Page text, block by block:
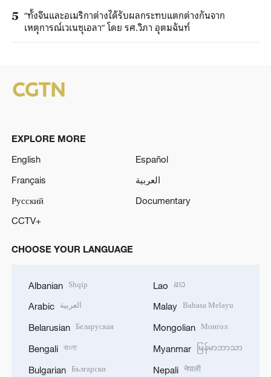
5 “ทั้งจีนและอเมริกาต่างได้รับผลกระทบแตกต่างกันจาก
เหตุการณ์เวเนซุเอลา” โดย รศ.วิภา อุตมฉันท์
EXPLORE MORE
English
Español
Français
العربية
Русский
Documentary
CCTV+
CHOOSE YOUR LANGUAGE
Albanian Shqip
Arabic العربية
Belarusian Беларуская
Bengali বাংলা
Bulgarian Български
Lao ລາວ
Malay Bahasa Melayu
Mongolian Монгол
Myanmar မြန်မာဘာသာ
Nepali नेपाली